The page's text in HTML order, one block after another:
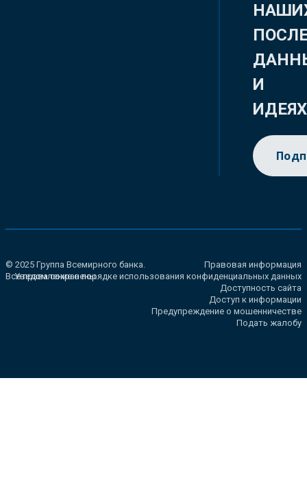
И
ИДЕЯХ
© 2025 Группа Всемирного банка.
Все права сохранены.
Правовая информация
Уведомление о порядке использования конфиденциальных данных
Доступность сайта
Доступ к информации
Предупреждение о мошенничестве
Подать жалобу